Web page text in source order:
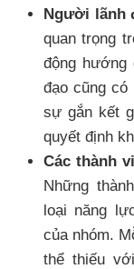
Người lãnh
quan trọng
động
đạo cũng có
sự gắn kết
quyết định
Các thành
Những
loại năng
của nhóm.
thể thiếu